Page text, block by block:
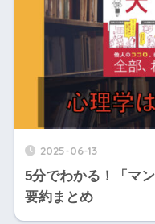
2025-06-13
5分でわかる！「マ
要約まとめ